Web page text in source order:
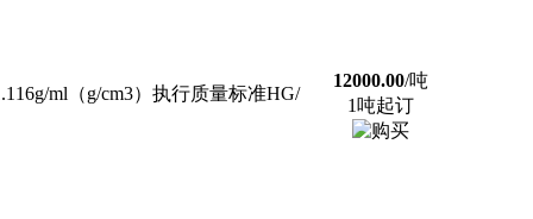
ml（g/cm3）执行质量标准HG/
12000.00/吨
1吨起订